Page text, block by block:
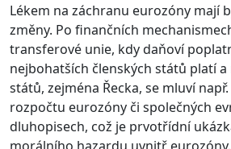
Lékem na záchranu eurozóny mají
změny. Po finančních
transferové unie, kdy daňoví
nejbohatších členských států platí
států, zejména Řecka, se mluví
rozpočtu eurozóny či společných
dluhopisech, což je prvotřídní